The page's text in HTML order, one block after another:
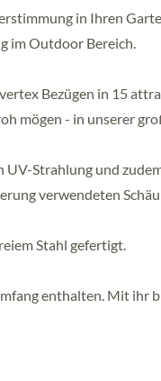
in Ihren
im Outdoor Bereich.
Bezügen in 15
mögen - in unserer
Strahlung und
verwendeten
Stahl gefertigt.
enthalten. Mit ihr